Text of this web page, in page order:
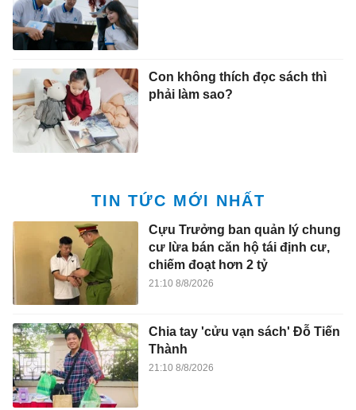
Con không thích đọc sách thì
phải làm sao?
TIN TỨC MỚI NHẤT
Cựu Trưởng ban quản lý chung
cư lừa bán căn hộ tái định cư,
chiếm đoạt hơn 2 tỷ
21:10 8/8/2026
Chia tay 'cửu vạn sách' Đỗ Tiến
Thành
21:10 8/8/2026